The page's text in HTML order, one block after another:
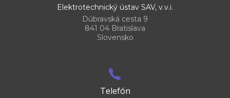
Elektrotechnický ústav SAV, v.v.i.
Dúbravská cesta 9
841 04 Bratislava
Slovensko
Telefón